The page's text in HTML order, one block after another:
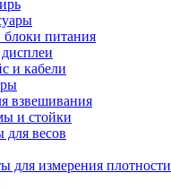
блоки питания
и кабели
взвешивания
и стойки
весов
для измерения плотности